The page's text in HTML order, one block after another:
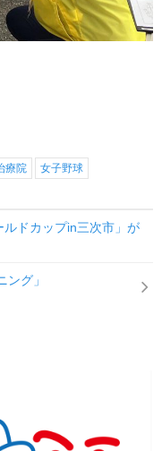
療院 女子野球
ルドカップin三次市」が
グ」